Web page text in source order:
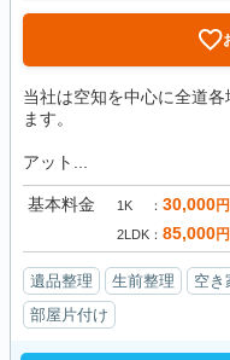
当社は空知を中心に全道
ます。
アット...
基本料金 1K 30,000
2LDK 85,000
遺品整理 生前整理 空き
部屋片付け